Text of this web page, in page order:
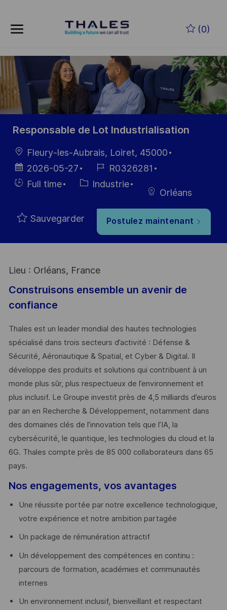
(0)
-
Responsable de Lot Industrialisation
localisation
Fleury-les-Aubrais, Loiret, 45000
Date
d’affichage
2026-05-27
Référence
du poste
R0326281
HiringFull time Catégorie
Industrie
Orléans
Sauvegarder Postulez maintenant
Lieu : Orléans, France
Construisons ensemble un avenir de
confiance
Thales est un leader mondial des hautes technologies
spécialisé dans trois secteurs d’activité : Défense &
Sécurité, Aéronautique & Spatial, et Cyber & Digital. Il
développe des produits et solutions qui contribuent à un
monde plus sûr, plus respectueux de l’environnement et
plus inclusif. Le Groupe investit près de 4,5 milliards d’euros
par an en Recherche & Développement, notamment dans
des domaines clés de l’innovation tels que l’IA, la
cybersécurité, le quantique, les technologies du cloud et la
6G. Thales compte près de 85 000 collaborateurs dans 65
pays. ​
Nos engagements, vos avantages
Une réussite portée par notre excellence technologique,
votre expérience et notre ambition partagée
Un package de rémunération attractif
Un développement des compétences en continu :
parcours de formation, académies et communautés
internes
Un environnement inclusif, bienveillant et respectant